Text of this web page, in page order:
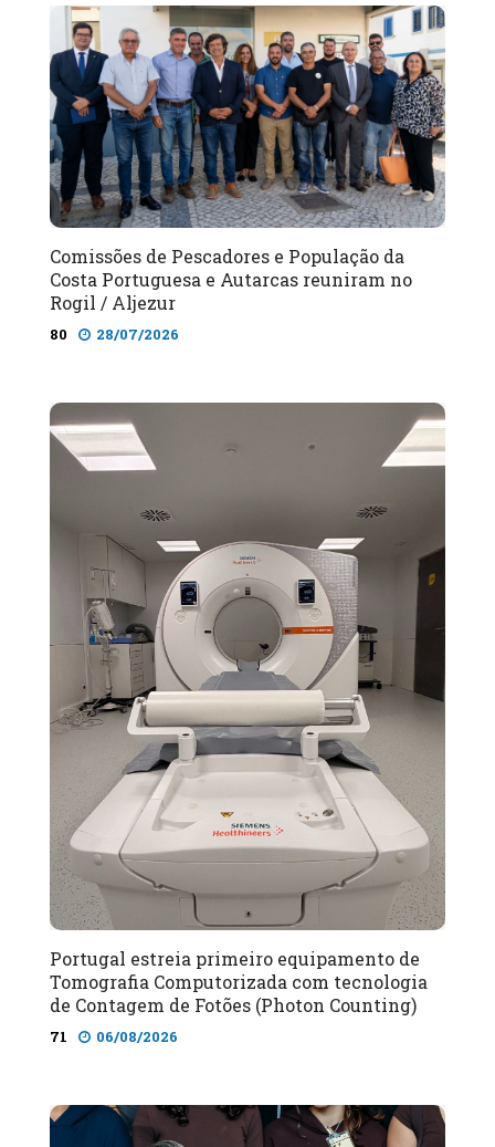
Comissões de Pescadores e População da
Costa Portuguesa e Autarcas reuniram no
Rogil / Aljezur
80 28/07/2026
Portugal estreia primeiro equipamento de
Tomografia Computorizada com tecnologia
de Contagem de Fotões (Photon Counting)
71 06/08/2026